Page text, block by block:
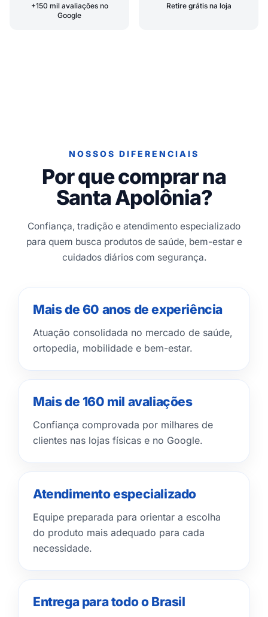
+150 mil avaliações no
Google
Retire grátis na loja
NOSSOS DIFERENCIAIS
Por que comprar na
Santa Apolônia?
Confiança, tradição e atendimento especializado
para quem busca produtos de saúde, bem-estar e
cuidados diários com segurança.
Mais de 60 anos de experiência
Atuação consolidada no mercado de saúde,
ortopedia, mobilidade e bem-estar.
Mais de 160 mil avaliações
Confiança comprovada por milhares de
clientes nas lojas físicas e no Google.
Atendimento especializado
Equipe preparada para orientar a escolha
do produto mais adequado para cada
necessidade.
Entrega para todo o Brasil